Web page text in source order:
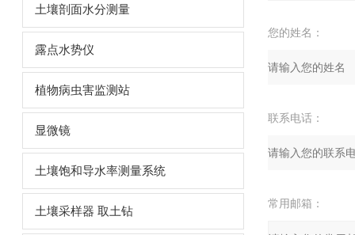
土壤剖面水分测量
露点水势仪
植物病虫害监测站
显微镜
土壤饱和导水率测量系统
土壤采样器 取土钻
您的姓名：
联系电话：
常用邮箱：